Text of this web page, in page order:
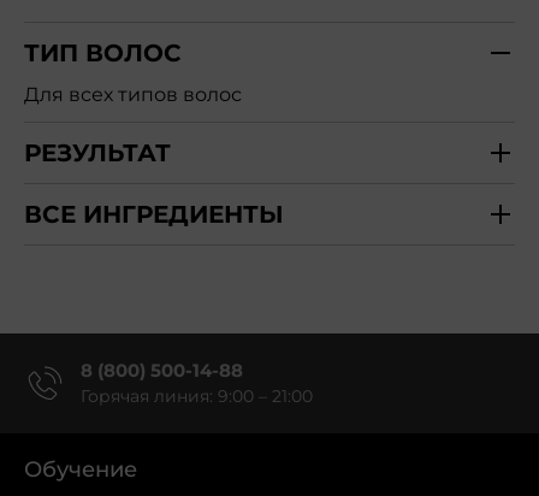
ТИП ВОЛОС
Для всех типов волос
РЕЗУЛЬТАТ
ВСЕ ИНГРЕДИЕНТЫ
8 (800) 500-14-88
Горячая линия: 9:00 – 21:00
Обучение